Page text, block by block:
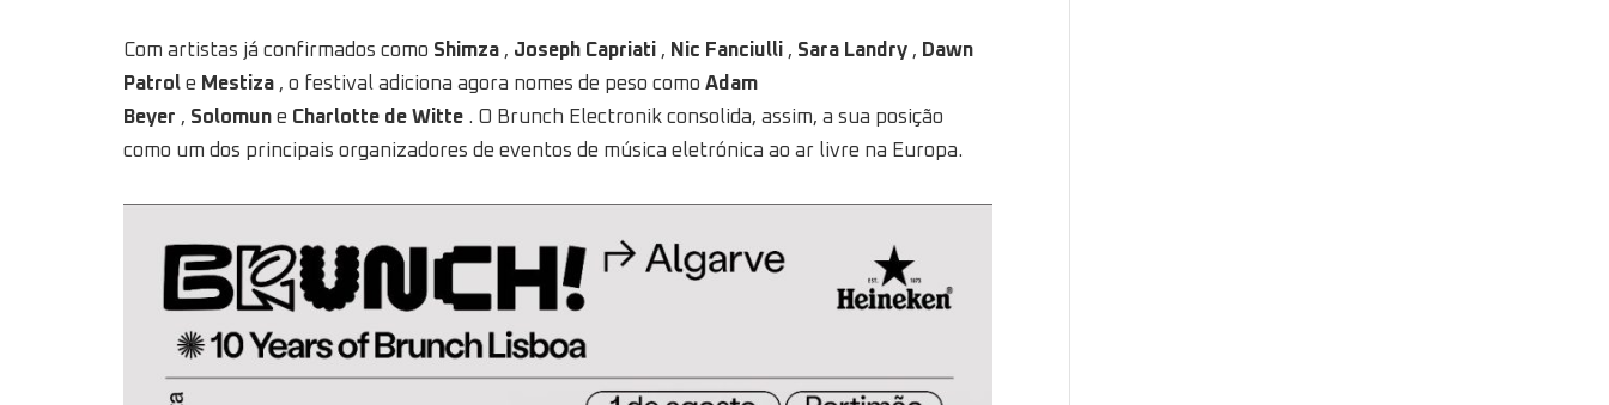
Com artistas já confirmados como Shimza , Joseph Capriati , Nic Fanciulli , Sara Landry , Dawn
Patrol e Mestiza , o festival adiciona agora nomes de peso como Adam
Beyer , Solomun e Charlotte de Witte . O Brunch Electronik consolida, assim, a sua posição
como um dos principais organizadores de eventos de música eletrónica ao ar livre na Europa.